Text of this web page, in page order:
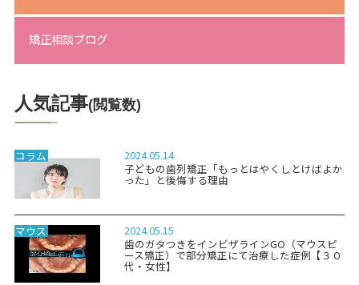
矯正相談ブログ
人気記事(閲覧数)
コラム
2024.05.14
子どもの歯列矯正「もっとはやくしとけばよか
った」と後悔する理由
マウス
2024.05.15
歯のガタつきをインビザラインGO（マウスピ
ース矯正）で部分矯正にて治療した症例【３０
代・女性】